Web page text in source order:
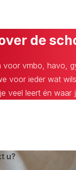
de
voor vmbo, havo,
voor ieder wat
veel leert én waar
u?